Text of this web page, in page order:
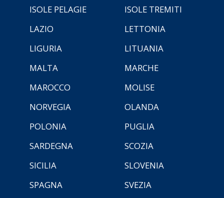
ISOLE PELAGIE
ISOLE TREMITI
LAZIO
LETTONIA
LIGURIA
LITUANIA
MALTA
MARCHE
MAROCCO
MOLISE
NORVEGIA
OLANDA
POLONIA
PUGLIA
SARDEGNA
SCOZIA
SICILIA
SLOVENIA
SPAGNA
SVEZIA